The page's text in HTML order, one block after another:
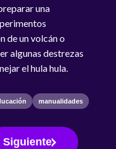
una
de un volcán o
algunas destrezas
el hula hula.
manualidades
Siguiente